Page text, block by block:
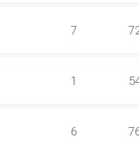
7
1
6